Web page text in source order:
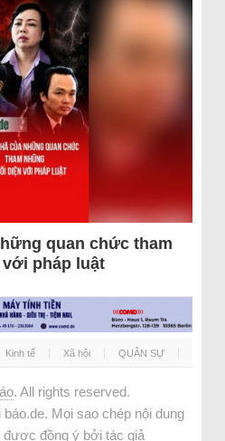
quan chức tham
pháp luật
Kinh tế Xã hội QUÂN SỰ
. All rights reserved.
Mọi sao chép nội dung
được đồng ý bởi tác giả